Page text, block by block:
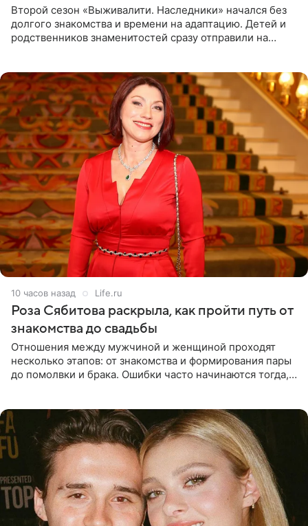
Второй сезон «Выживалити. Наследники» начался без
долгого знакомства и времени на адаптацию. Детей и
родственников знаменитостей сразу отправили на
10 часов назад Life.ru
Роза Сябитова раскрыла, как пройти путь от
знакомства до свадьбы
Отношения между мужчиной и женщиной проходят
несколько этапов: от знакомства и формирования пары
до помолвки и брака. Ошибки часто начинаются тогда,